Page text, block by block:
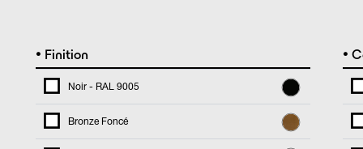
• Finition
Noir - RAL 9005
Bronze Foncé
•